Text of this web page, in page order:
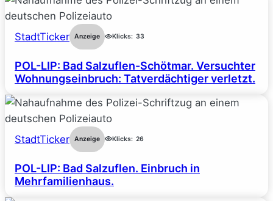
StadtTicker Anzeige Klicks: 33
POL-LIP: Bad Salzuflen-Schötmar. Versuchter
Wohnungseinbruch: Tatverdächtiger verletzt.
StadtTicker Anzeige Klicks: 26
POL-LIP: Bad Salzuflen. Einbruch in
Mehrfamilienhaus.